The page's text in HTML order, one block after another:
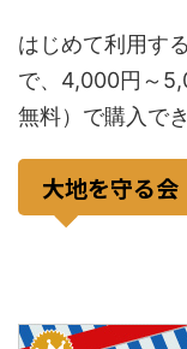
はじめて利用す
で、4,000円～
無料）で購入でき
大地を守る会